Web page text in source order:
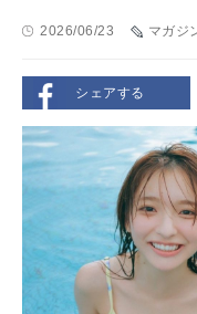
2026/06/23 マガジ
シェアする